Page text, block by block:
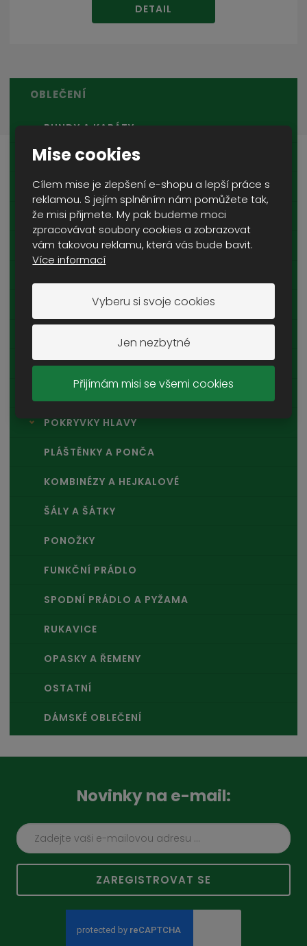
Mise cookies
Cílem mise je zlepšení e-shopu a lepší práce s
reklamou. S jejím splněním nám pomůžete tak,
že misi přijmete. My pak budeme moci
zpracovávat soubory cookies a zobrazovat
vám takovou reklamu, která vás bude bavit.
Více informací
Vyberu si svoje cookies
Jen nezbytné
Přijímám misi se všemi cookies
DETAIL
OBLEČENÍ
BUNDY A KABÁTY
MIKINY
SVETRY
BLŮZY
VESTY
TRIČKA A TÍLKA
KALHOTY A MASKÁČE
KRAŤASY
POKRÝVKY HLAVY
PLÁŠTĚNKY A PONČA
KOMBINÉZY A HEJKALOVÉ
ŠÁLY A ŠÁTKY
PONOŽKY
FUNKČNÍ PRÁDLO
SPODNÍ PRÁDLO A PYŽAMA
RUKAVICE
OPASKY A ŘEMENY
OSTATNÍ
DÁMSKÉ OBLEČENÍ
Novinky na e-mail:
ZAREGISTROVAT SE